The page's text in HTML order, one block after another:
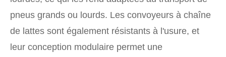
pneus grands ou lourds. Les convoyeurs à chaîne
de lattes sont également résistants à l'usure, et
leur conception modulaire permet une